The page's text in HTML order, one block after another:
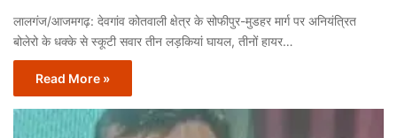
लालगंज/आजमगढ़: देवगांव कोतवाली क्षेत्र के सोफीपुर-मुडहर मार्ग पर अनियंत्रित
बोलेरो के धक्के से स्कूटी सवार तीन लड़कियां घायल, तीनों हायर…
Read More »